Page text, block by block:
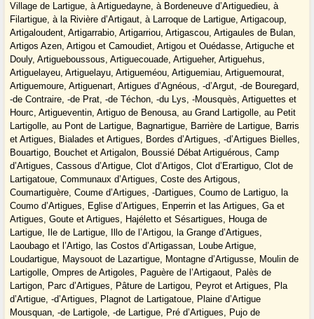
Village de Lartigue, à Artiguedayne, à Bordeneuve d’Artiguedieu, à
Filartigue, à la Rivière d’Artigaut, à Larroque de Lartigue, Artigacoup,
Artigaloudent, Artigarrabio, Artigarriou, Artigascou, Artigaules de Bulan,
Artigos Azen, Artigou et Camoudiet, Artigou et Ouédasse, Artiguche et
Douly, Artigueboussous, Artiguecouade, Artigueher, Artiguehus,
Artiguelayeu, Artiguelayu, Artigueméou, Artiguemiau, Artiguemourat,
Artiguemoure, Artiguenart, Artigues d’Agnéous, -d’Argut, -de Bouregard,
-de Contraire, -de Prat, -de Téchon, -du Lys, -Mousquès, Artiguettes et
Hourc, Artigueventin, Artiguo de Benousa, au Grand Lartigolle, au Petit
Lartigolle, au Pont de Lartigue, Bagnartigue, Barrière de Lartigue, Barris
et Artigues, Bialades et Artigues, Bordes d’Artigues, -d’Artigues Bielles,
Bouartigo, Bouchet et Artigalon, Boussié Débat Artiguérous, Camp
d’Artigues, Cassous d’Artigue, Clot d’Artigos, Clot d’Erartiguo, Clot de
Lartigatoue, Communaux d’Artigues, Coste des Artigous,
Coumartiguère, Coume d’Artigues, -Dartigues, Coumo de Lartiguo, la
Coumo d’Artigues, Eglise d’Artigues, Enperrin et las Artigues, Ga et
Artigues, Goute et Artigues, Hajéletto et Sésartigues, Houga de
Lartigue, Ile de Lartigue, Illo de l’Artigou, la Grange d’Artigues,
Laoubago et l’Artigo, las Costos d’Artigassan, Loube Artigue,
Loudartigue, Maysouot de Lazartigue, Montagne d’Artigusse, Moulin de
Lartigolle, Ompres de Artigoles, Paguère de l’Artigaout, Palès de
Lartigon, Parc d’Artigues, Pâture de Lartigou, Peyrot et Artigues, Pla
d’Artigue, -d’Artigues, Plagnot de Lartigatoue, Plaine d’Artigue
Mousquan, -de Lartigole, -de Lartigue, Pré d’Artigues, Pujo de